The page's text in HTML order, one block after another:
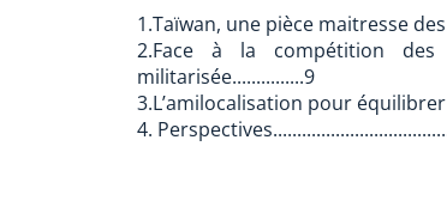
1.Taïwan, une pièce maitresse
2.Face à la compétition des
militarisée...............9
3.L’amilocalisation pour équilibrer
4.